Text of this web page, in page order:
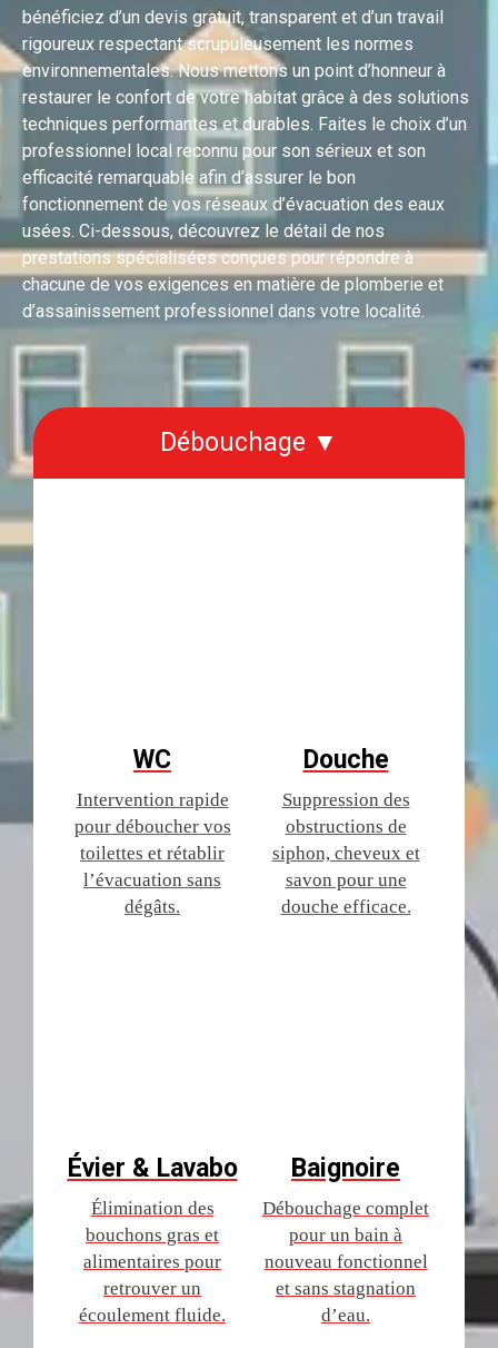
bénéficiez d’un devis gratuit, transparent et d’un travail
rigoureux respectant scrupuleusement les normes
environnementales. Nous mettons un point d’honneur à
restaurer le confort de votre habitat grâce à des solutions
techniques performantes et durables. Faites le choix d’un
professionnel local reconnu pour son sérieux et son
efficacité remarquable afin d’assurer le bon
fonctionnement de vos réseaux d’évacuation des eaux
usées. Ci-dessous, découvrez le détail de nos
prestations spécialisées conçues pour répondre à
chacune de vos exigences en matière de plomberie et
d’assainissement professionnel dans votre localité.
Débouchage ▼
WC
Intervention rapide
pour déboucher vos
toilettes et rétablir
l’évacuation sans
dégâts.
Évier & Lavabo
Élimination des
bouchons gras et
alimentaires pour
retrouver un
écoulement fluide.
Douche
Suppression des
obstructions de
siphon, cheveux et
savon pour une
douche efficace.
Baignoire
Débouchage complet
pour un bain à
nouveau fonctionnel
et sans stagnation
d’eau.